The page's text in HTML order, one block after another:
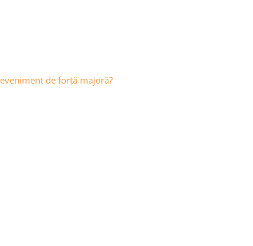
de forță majoră?